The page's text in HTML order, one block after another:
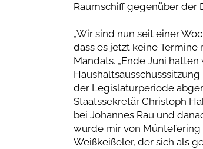
Raumschiff gegenüber der
„Wir sind nun seit einer
dass es jetzt keine Termine
Mandats. „Ende Juni
der Legislaturperiode
Staatssekretär Christoph
bei Johannes Rau und
wurde mir von Müntefering
Weißkeißeler, der sich als